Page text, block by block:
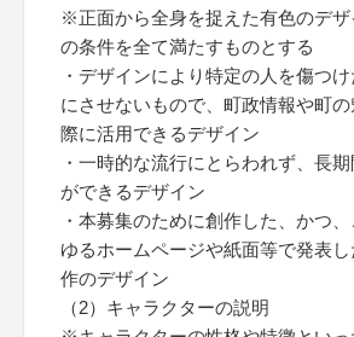
※正面から全身を捉えた有色のデ
の条件を全て満たすものとする
・デザインにより特定の人を傷つ
にさせないもので、町政情報や町
際に活用できるデザイン
・一時的な流行にとらわれず、長
ができるデザイン
・本募集のために創作した、かつ
ゆるホームページや紙面等で発表
作のデザイン
（2）キャラクターの説明